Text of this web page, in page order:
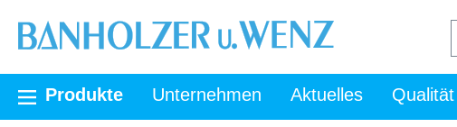
Zur Hauptnavigation springen
Produkte Unternehmen Aktuelles